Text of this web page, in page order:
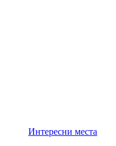
Интересни места